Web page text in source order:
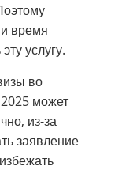
время
услугу.
во
может
из-за
заявление